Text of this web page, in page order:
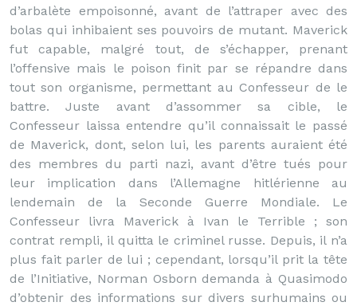
d’arbalète empoisonné, avant de l’attraper avec des
bolas qui inhibaient ses pouvoirs de mutant. Maverick
fut capable, malgré tout, de s’échapper, prenant
l’offensive mais le poison finit par se répandre dans
tout son organisme, permettant au Confesseur de le
battre. Juste avant d’assommer sa cible, le
Confesseur laissa entendre qu’il connaissait le passé
de Maverick, dont, selon lui, les parents auraient été
des membres du parti nazi, avant d’être tués pour
leur implication dans l’Allemagne hitlérienne au
lendemain de la Seconde Guerre Mondiale. Le
Confesseur livra Maverick à Ivan le Terrible ; son
contrat rempli, il quitta le criminel russe. Depuis, il n’a
plus fait parler de lui ; cependant, lorsqu’il prit la tête
de l’Initiative, Norman Osborn demanda à Quasimodo
d’obtenir des informations sur divers surhumains ou